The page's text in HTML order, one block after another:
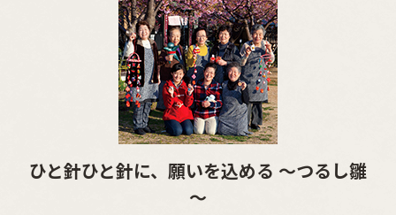
ひと針ひと針に、願いを込める ～つるし雛
～